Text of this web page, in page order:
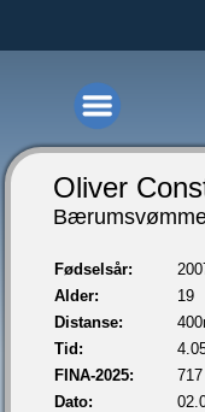
Oliver
Fødselsår:
Alder:
19
Distanse:
Tid:
FINA-2025:
717
Dato: